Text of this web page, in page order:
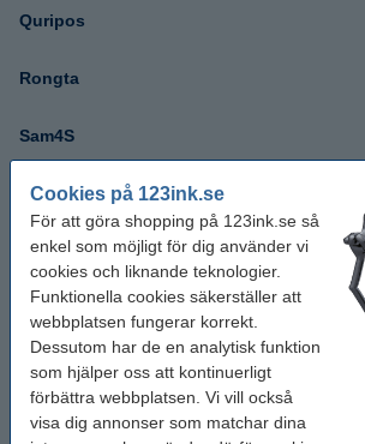
Cookies på 123ink.se
För att göra shopping på 123ink.se så
enkel som möjligt för dig använder vi
cookies och liknande teknologier.
Funktionella cookies säkerställer att
webbplatsen fungerar korrekt.
Dessutom har de en analytisk funktion
som hjälper oss att kontinuerligt
förbättra webbplatsen. Vi vill också
visa dig annonser som matchar dina
Quripos
Rongta
Sam4S
Samsung
Sanyo
SEPAY
Sewoo
Sharp